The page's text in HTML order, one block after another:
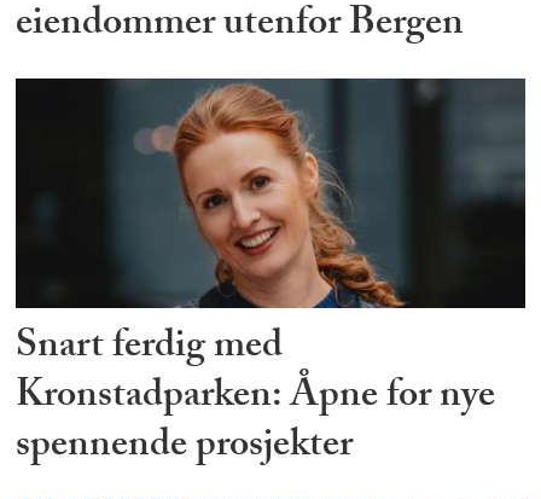
eiendommer utenfor Bergen
Snart ferdig med
Kronstadparken: Åpne for nye
spennende prosjekter